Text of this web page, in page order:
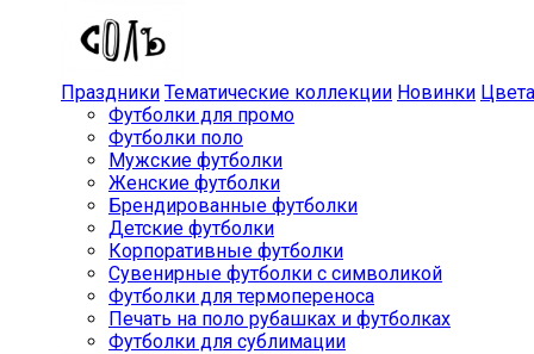
Праздники Тематические коллекции Новинки Цвета
Футболки для промо
Футболки поло
Мужские футболки
Женские футболки
Брендированные футболки
Детские футболки
Корпоративные футболки
Сувенирные футболки с символикой
Футболки для термопереноса
Печать на поло рубашках и футболках
Футболки для сублимации